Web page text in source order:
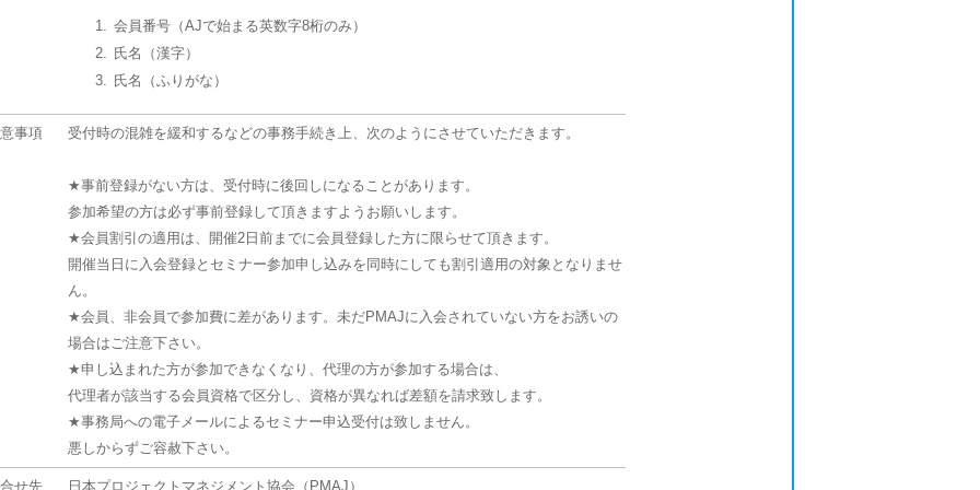
会員番号（AJで始まる英数字8桁のみ）
氏名（漢字）
氏名（ふりがな）
事項 受付時の混雑を緩和するなどの事務手続き上、次のようにさせていただきます。
★事前登録がない方は、受付時に後回しになることがあります。
参加希望の方は必ず事前登録して頂きますようお願いします。
★会員割引の適用は、開催2日前までに会員登録した方に限らせて頂きます。
開催当日に入会登録とセミナー参加申し込みを同時にしても割引適用の対象となりませ
ん。
★会員、非会員で参加費に差があります。未だPMAJに入会されていない方をお誘いの
場合はご注意下さい。
★申し込まれた方が参加できなくなり、代理の方が参加する場合は、
代理者が該当する会員資格で区分し、資格が異なれば差額を請求致します。
★事務局への電子メールによるセミナー申込受付は致しません。
悪しからずご容赦下さい。
せ先 日本プロジェクトマネジメント協会（PMAJ）